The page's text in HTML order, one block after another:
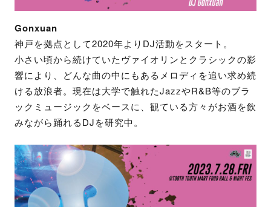
Gonxuan
神戸を拠点として2020年よりDJ活動をスタート。
小さい頃から続けていたヴァイオリンとクラシックの影
響により、どんな曲の中にもあるメロディを追い求め続
ける放浪者。現在は大学で触れたJazzやR&B等のブラ
ックミュージックをベースに、観ている方々がお酒を飲
みながら踊れるDJを研究中。